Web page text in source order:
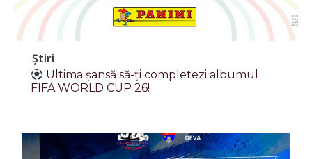
Știri
Ultima șansă să-ți completezi albumul
FIFA WORLD CUP 26!